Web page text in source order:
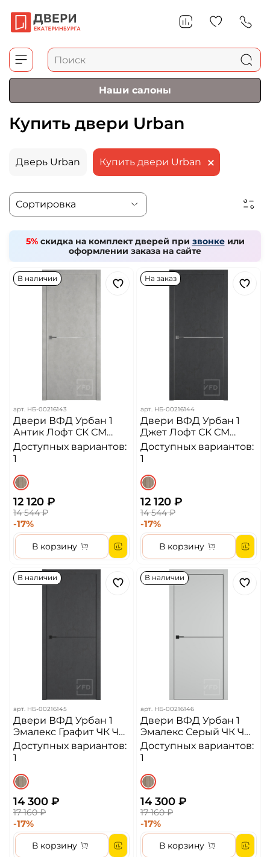
Наши салоны
Купить двери Urban
Дверь Urban Купить двери Urban
5% скидка на комплект дверей при звонкеили
оформлении заказа на сайте
В наличии
арт. НБ-00216143
Двери ВФД Урбан 1
Антик Лофт СК СМ
Алюминиевая кромка
ДГ
Доступных вариантов:
1
12 120 ₽
14 544 ₽
-17%
В корзину
На заказ
арт. НБ-00216144
Двери ВФД Урбан 1
Джет Лофт СК СМ
Алюминиевая кромка
ДГ
Доступных вариантов:
1
12 120 ₽
14 544 ₽
-17%
В корзину
В наличии
арт. НБ-00216145
Двери ВФД Урбан 1
Эмалекс Графит ЧК ЧМ
4x4 Алюминиевая
кромка ДГ
Доступных вариантов:
1
14 300 ₽
17 160 ₽
-17%
В корзину
В наличии
арт. НБ-00216146
Двери ВФД Урбан 1
Эмалекс Серый ЧК ЧМ
4x4 Алюминиевая
кромка ДГ
Доступных вариантов:
1
14 300 ₽
17 160 ₽
-17%
В корзину